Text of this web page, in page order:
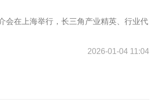
会在上海举行，长三角产业精英、行业代
2026-01-04 11:04